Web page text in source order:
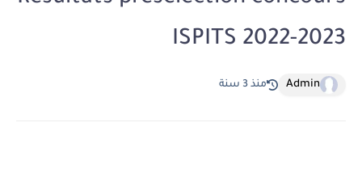
ISPITS 2022-2023
Admin منذ 3 سنة